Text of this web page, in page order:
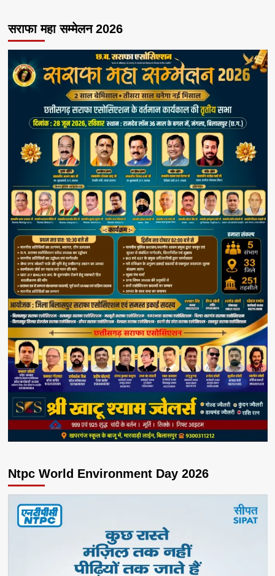
सराफा महा सम्मेलन 2026
Ntpc World Environment Day 2026